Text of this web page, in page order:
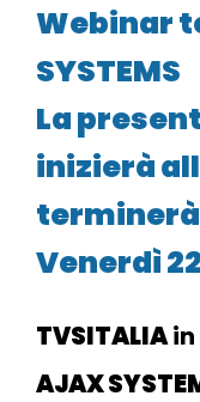
Webinar
SYSTEMS
La
inizierà
terminerà
Venerdì
TVSITALIAin
AJAX